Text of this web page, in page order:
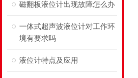
磁翻板液位计出现故障怎么办
一体式超声波液位计对工作环
境有要求吗
液位计特点及应用